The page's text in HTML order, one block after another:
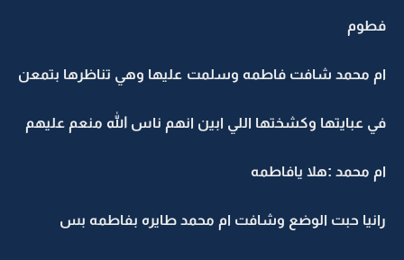
فطوم
ام محمد شافت فاطمه وسلمت عليها وهي تناظرها بتمعن
في عبايتها وكشختها اللي ابين انهم ناس الله منعم عليهم
ام محمد :هلا يافاطمه
رانيا حبت الوضع وشافت ام محمد طايره بفاطمه بس